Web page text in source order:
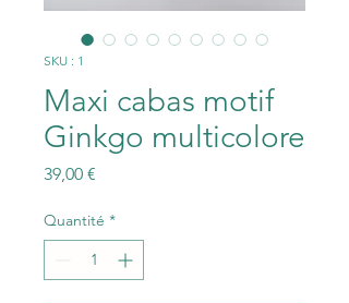
SKU : 1
Maxi cabas motif
Ginkgo multicolore
39,00 €
Quantité *